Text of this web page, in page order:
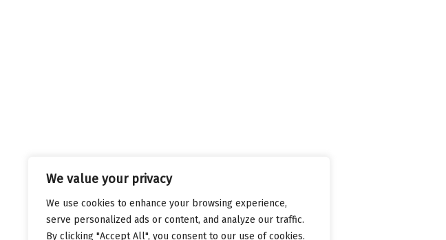
We value your privacy
We use cookies to enhance your browsing experience,
serve personalized ads or content, and analyze our traffic.
By clicking "Accept All", you consent to our use of cookies.